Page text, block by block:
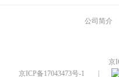
公司简介
京
京ICP备17043473号-1